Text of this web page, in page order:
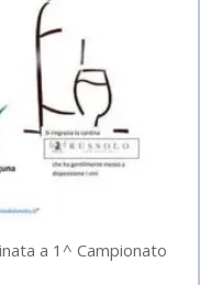
a 1^ Campionato